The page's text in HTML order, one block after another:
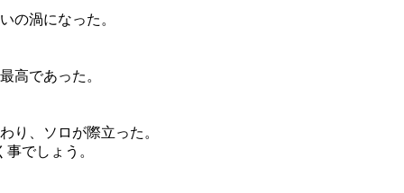
の渦になった。
高であった。
り、ソロが際立った。
でしょう。